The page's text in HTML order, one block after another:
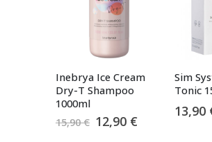
Inebrya Ice Cream
Dry-T Shampoo
1000ml
15,90€ Algne
hind
12,90 €Praegune
Sim
Tonic
13,90